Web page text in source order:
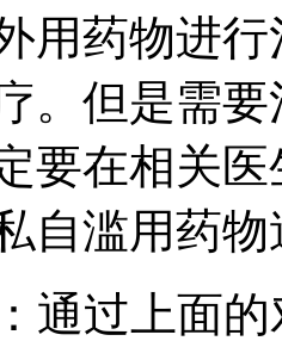
用药物进
。但是需
要在相关
自滥用药
通过上面的